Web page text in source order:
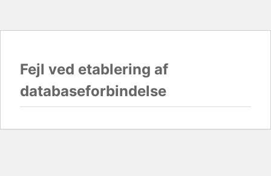
Fejl ved etablering af
databaseforbindelse